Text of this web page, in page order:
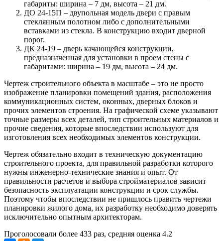
габариты: ширина – 7 дм, высота – 21 дм.
ДО 24-15П – двупольная модель двери с правым
стеклянным полотном либо с дополнительными
вставками из стекла. В конструкцию входит дверной
порог.
ДК 24-19 – дверь качающейся конструкции,
предназначенная для установки в проем стены с
габаритами: ширина – 19 дм, высота – 24 дм.
Чертеж строительного объекта в масштабе – это не просто
изображение планировки помещений здания, расположения
коммуникационных систем, оконных, дверных блоков и
прочих элементов строения. На графической схеме указывают
точные размеры всех деталей, тип строительных материалов и
прочие сведения, которые впоследствии используют для
изготовления всех необходимых элементов конструкции.
Чертеж обязательно входит в техническую документацию
строительного проекта, для правильной разработки которого
нужны инженерно-технические знания и опыт. От
правильности расчетов и выбора стройматериалов зависит
безопасность эксплуатации конструкции и срок службы.
Поэтому чтобы впоследствии не пришлось править чертежи
планировки жилого дома, их разработку необходимо доверять
исключительно опытным архитекторам.
Проголосовали более 433 раз, средняя оценка 4.2